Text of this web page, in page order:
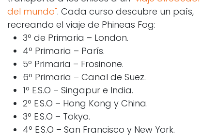
del mundo". Cada curso descubre un país,
recreando el viaje de Phineas Fog:
3º de Primaria – London.
4º Primaria – París.
5º Primaria – Frosinone.
6º Primaria – Canal de Suez.
1º E.S.O – Singapur e India.
2º E.S.O – Hong Kong y China.
3º E.S.O – Tokyo.
4º E.S.O – San Francisco y New York.